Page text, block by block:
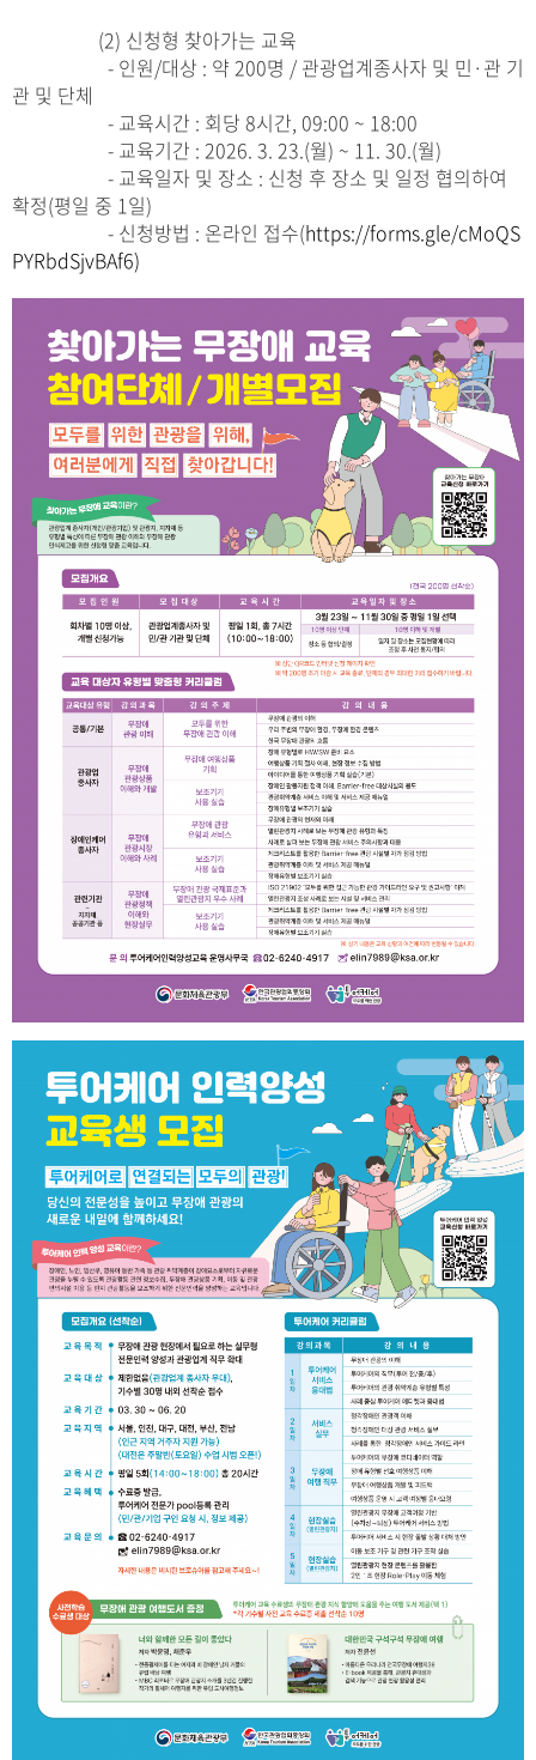
(2) 신청형 찾아가는 교육
- 인원/대상 : 약 200명 / 관광업계종사자 및 민·관 기
관 및 단체
- 교육시간 : 회당 8시간, 09:00 ~ 18:00
- 교육기간 : 2026. 3. 23.(월) ~ 11. 30.(월)
- 교육일자 및 장소 : 신청 후 장소 및 일정 협의하여
확정(평일 중 1일)
- 신청방법 : 온라인 접수(https://forms.gle/cMoQS
PYRbdSjvBAf6)